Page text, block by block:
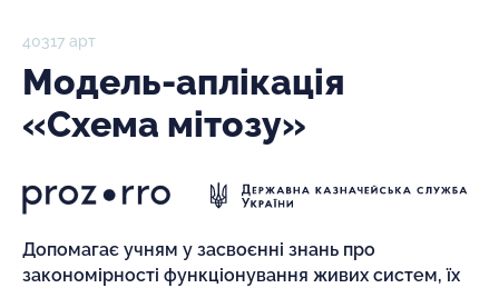
40317 арт
Модель-аплікація
«Схема мітозу»
Допомагає учням у засвоєнні знань про
закономірності функціонування живих систем, їх